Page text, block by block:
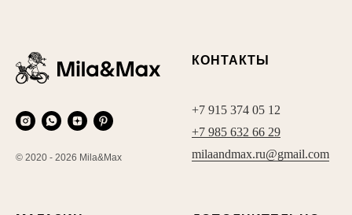
© 2020 - 2026 Mila&Max
КОНТАКТЫ
+7 915 374 05 12
+7 985 632 66 29
milaandmax.ru@gmail.com